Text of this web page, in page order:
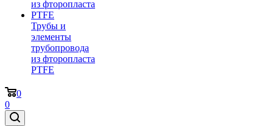
Трубы и
элементы
трубопровода
из фторопласта
PTFE
0
0